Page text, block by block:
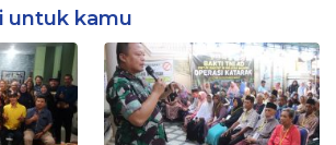
untuk kamu